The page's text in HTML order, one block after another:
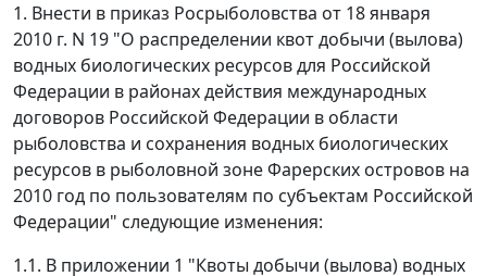
1. Внести в приказ Росрыболовства от 18 января
2010 г. N 19 "О распределении квот добычи (вылова)
водных биологических ресурсов для Российской
Федерации в районах действия международных
договоров Российской Федерации в области
рыболовства и сохранения водных биологических
ресурсов в рыболовной зоне Фарерских островов на
2010 год по пользователям по субъектам Российской
Федерации" следующие изменения:
1.1. В приложении 1 "Квоты добычи (вылова) водных